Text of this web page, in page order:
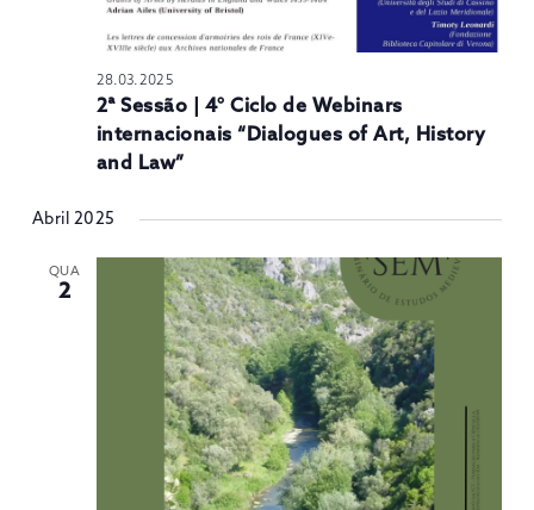
28.03.2025
2ª Sessão | 4° Ciclo de Webinars
internacionais “Dialogues of Art, History
and Law”
Abril 2025
QUA
2